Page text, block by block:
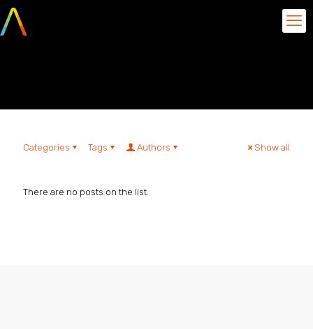
Categories Tags Authors Show all
There are no posts on the list.